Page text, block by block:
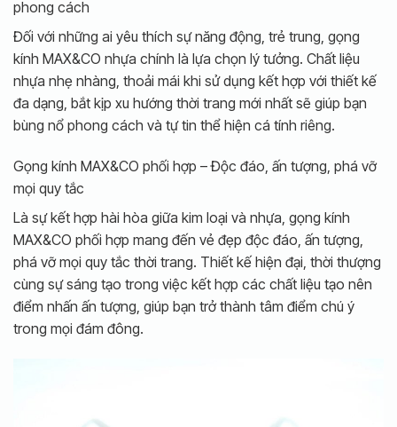
phong cách
Đối với những ai yêu thích sự năng động, trẻ trung, gọng
kính MAX&CO nhựa chính là lựa chọn lý tưởng. Chất liệu
nhựa nhẹ nhàng, thoải mái khi sử dụng kết hợp với thiết kế
đa dạng, bắt kịp xu hướng thời trang mới nhất sẽ giúp bạn
bùng nổ phong cách và tự tin thể hiện cá tính riêng.
Gọng kính MAX&CO phối hợp – Độc đáo, ấn tượng, phá vỡ
mọi quy tắc
Là sự kết hợp hài hòa giữa kim loại và nhựa, gọng kính
MAX&CO phối hợp mang đến vẻ đẹp độc đáo, ấn tượng,
phá vỡ mọi quy tắc thời trang. Thiết kế hiện đại, thời thượng
cùng sự sáng tạo trong việc kết hợp các chất liệu tạo nên
điểm nhấn ấn tượng, giúp bạn trở thành tâm điểm chú ý
trong mọi đám đông.